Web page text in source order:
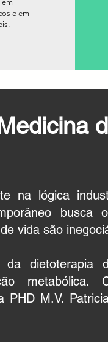
e em
na lógica
busca
vida são
dietoterapia
metabólica.
M.V.